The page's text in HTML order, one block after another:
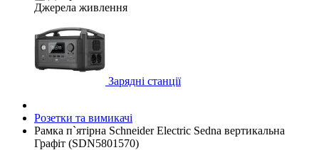
Джерела живлення
Зарядні станції
Розетки та вимикачі
Рамка п`ятірна Schneider Electric Sedna вертикальна
Графіт (SDN5801570)